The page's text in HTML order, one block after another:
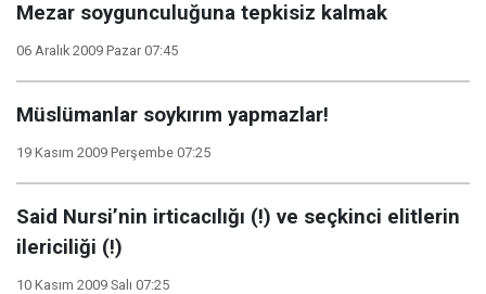
Mezar soygunculuğuna tepkisiz kalmak
06 Aralık 2009 Pazar 07:45
Müslümanlar soykırım yapmazlar!
19 Kasım 2009 Perşembe 07:25
Said Nursi’nin irticacılığı (!) ve seçkinci elitlerin
ilericiliği (!)
10 Kasım 2009 Salı 07:25